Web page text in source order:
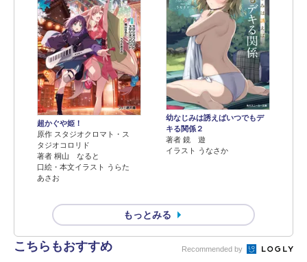
超かぐや姫！
原作 スタジオクロマト・ス
タジオコロリド
著者 桐山 なると
口絵・本文イラスト うらた
あさお
幼なじみは誘えばいつでもデ
キる関係２
著者 鏡 遊
イラスト うなさか
もっとみる
こちらもおすすめ Recommended by